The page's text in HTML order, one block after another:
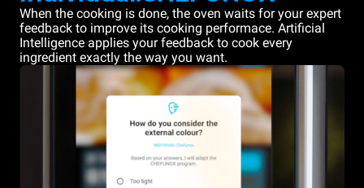
When the cooking is done, the oven waits for your expert
feedback to improve its cooking performace. Artificial
Intelligence applies your feedback to cook every
ingredient exactly the way you want.